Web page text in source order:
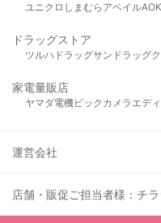
ユニクロ しまむら アベイル
ドラッグストア
ツルハドラッグサンドラッグ
家電量販店
ヤマダ電機ビックカメラ エデ
運営会社
店舗・販促ご担当者様：チ